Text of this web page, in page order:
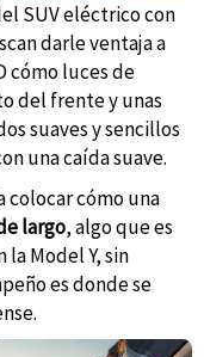
SUV eléctrico con
darle ventaja a
cómo luces de
del frente y unas
suaves y sencillos
una caída suave.
colocar cómo una
largo, algo que es
la Model Y, sin
es donde se